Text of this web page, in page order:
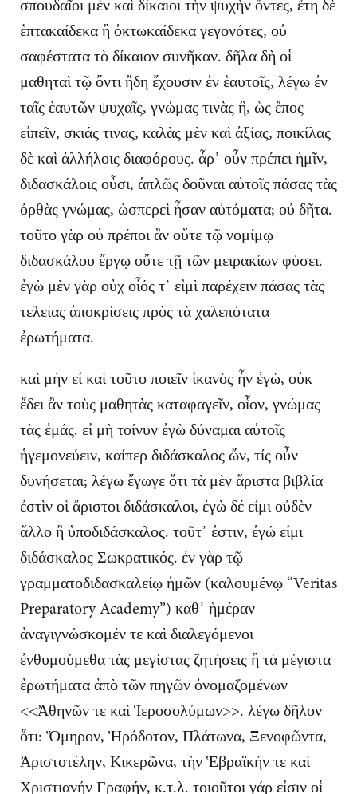
σπουδαῖοι μὲν καὶ δίκαιοι τὴν ψυχὴν ὄντες, ἔτη δὲ
ἑπτακαίδεκα ἢ ὀκτωκαίδεκα γεγονότες, οὐ
σαφέστατα τὸ δίκαιον συνῆκαν. δῆλα δὴ οἱ
μαθηταὶ τῷ ὄντι ἤδη ἔχουσιν ἐν ἑαυτοῖς, λέγω ἐν
ταῖς ἑαυτῶν ψυχαῖς, γνώμας τινὰς ἢ, ὡς ἔπος
εἰπεῖν, σκιάς τινας, καλὰς μὲν καὶ ἀξίας, ποικίλας
δὲ καὶ ἀλλήλοις διαφόρους. ἆρ᾽ οὖν πρέπει ἡμῖν,
διδασκάλοις οὖσι, ἁπλῶς δοῦναι αὐτοῖς πάσας τὰς
ὀρθὰς γνώμας, ὡσπερεὶ ἦσαν αὐτόματα; οὐ δῆτα.
τοῦτο γὰρ οὐ πρέποι ἂν οὔτε τῷ νομίμῳ
διδασκάλου ἔργῳ οὔτε τῇ τῶν μειρακίων φύσει.
ἐγὼ μὲν γὰρ οὐχ οἷός τ᾽ εἰμὶ παρέχειν πάσας τὰς
τελείας ἀποκρίσεις πρὸς τὰ χαλεπότατα
ἐρωτήματα.
καὶ μὴν εἰ καὶ τοῦτο ποιεῖν ἱκανὸς ἦν ἐγώ, οὐκ
ἔδει ἂν τοὺς μαθητὰς καταφαγεῖν, οἷον, γνώμας
τὰς ἐμάς. εἰ μὴ τοίνυν ἐγὼ δύναμαι αὐτοῖς
ἡγεμονεύειν, καίπερ διδάσκαλος ὤν, τίς οὖν
δυνήσεται; λέγω ἔγωγε ὅτι τὰ μὲν ἄριστα βιβλία
ἐστὶν οἱ ἄριστοι διδάσκαλοι, ἐγὼ δέ εἰμι οὐδὲν
ἄλλο ἢ ὑποδιδάσκαλος. τοῦτ᾽ ἐστιν, ἐγώ εἰμι
διδάσκαλος Σωκρατικός. ἐν γὰρ τῷ
γραμματοδιδασκαλείῳ ἡμῶν (καλουμένῳ “Veritas
Preparatory Academy”) καθ᾽ ἡμέραν
ἀναγιγνώσκομέν τε καὶ διαλεγόμενοι
ἐνθυμούμεθα τὰς μεγίστας ζητήσεις ἢ τὰ μέγιστα
ἐρωτήματα ἀπὸ τῶν πηγῶν ὀνομαζομένων
<<Ἀθηνῶν τε καὶ Ἱεροσολύμων>>. λέγω δῆλον
ὅτι: Ὅμηρον, Ἡρόδοτον, Πλάτωνα, Ξενοφῶντα,
Ἀριστοτέλην, Κικερῶνα, τὴν Ἑβραϊκήν τε καὶ
Χριστιανήν Γραφήν, κ.τ.λ. τοιοῦτοι γάρ εἰσιν οἱ